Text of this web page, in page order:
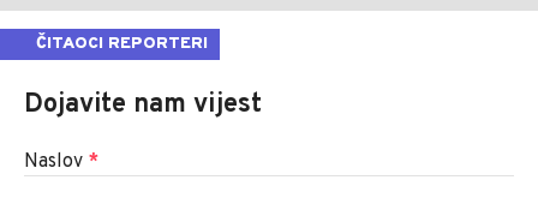
ČITAOCI REPORTERI
Dojavite nam vijest
Naslov *